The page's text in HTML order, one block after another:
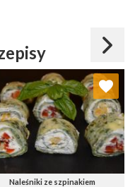
Naleśniki ze szpinakiem
Dodaj do ulubionych
Wybierz listę: